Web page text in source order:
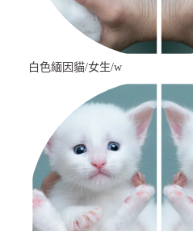
白色緬因貓/女生/w